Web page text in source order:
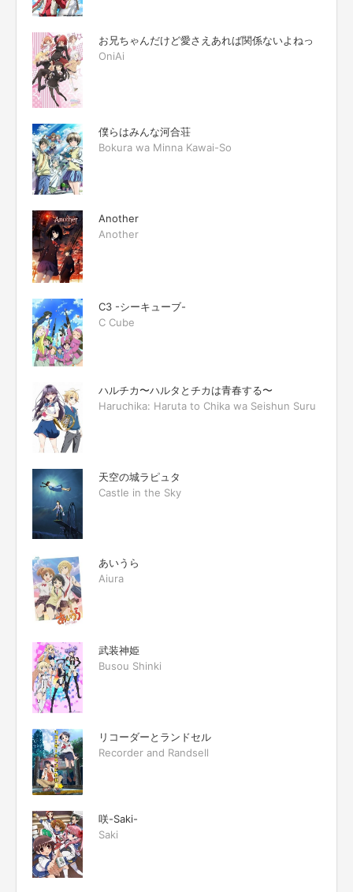
お兄ちゃんだけど愛さえあれば関係ないよねっ
OniAi
僕らはみんな河合荘
Bokura wa Minna Kawai-So
Another
Another
C3 -シーキューブ-
C Cube
ハルチカ〜ハルタとチカは青春する〜
Haruchika: Haruta to Chika wa Seishun Suru
天空の城ラピュタ
Castle in the Sky
あいうら
Aiura
武装神姫
Busou Shinki
リコーダーとランドセル
Recorder and Randsell
咲-Saki-
Saki